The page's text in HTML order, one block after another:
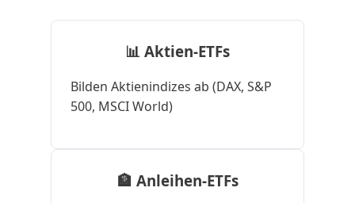
📊 Aktien-ETFs
Bilden Aktienindizes ab (DAX, S&P
500, MSCI World)
🏦 Anleihen-ETFs